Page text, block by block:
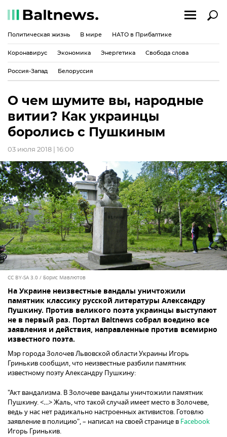
Политическая жизнь В мире НАТО в Прибалтике
Коронавирус Экономика Энергетика Свобода слова
Россия-Запад Белоруссия
О чем шумите вы, народные
витии? Как украинцы
боролись с Пушкиным
03 июля 2018 | 16:00
CC BY-SA 3.0 / Борис Мавлютов
На Украине неизвестные вандалы уничтожили
памятник классику русской литературы Александру
Пушкину. Против великого поэта украинцы выступают
не в первый раз. Портал Baltnews собрал воедино все
заявления и действия, направленные против всемирно
известного поэта.
Мэр города Золочев Львовской области Украины Игорь
Гринькив сообщил, что неизвестные разбили памятник
известному поэту Александру Пушкину:
"Акт вандализма. В Золочеве вандалы уничтожили памятник
Пушкину. <…> Жаль, что такой случай имеет место в Золочеве,
ведь у нас нет радикально настроенных активистов. Готовлю
заявление в полицию", – написал на своей странице в Facebook
Игорь Гринькив.